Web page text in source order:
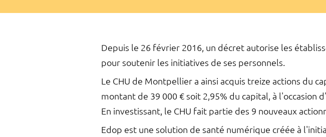
Depuis le 26 février 2016, un décret autorise les
pour soutenir les initiatives de ses personnels.
Le CHU de Montpellier a ainsi acquis treize actions du
montant de 39 000 € soit 2,95% du capital, à
En investissant, le CHU fait partie des 9 nouveaux
Edop est une solution de santé numérique créée à